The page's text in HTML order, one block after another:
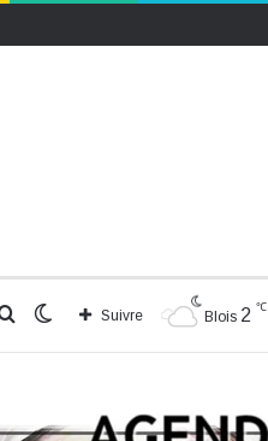
Blois 2 ℃
Suivre
Switch
Rechercher